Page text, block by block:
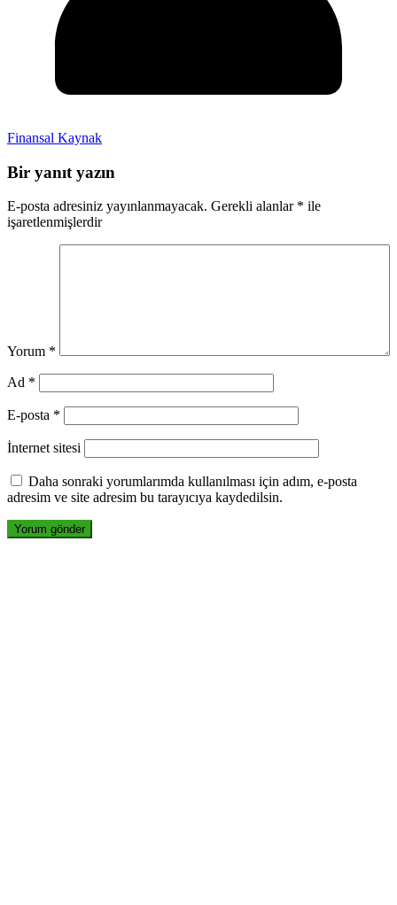
Finansal Kaynak
Bir yanıt yazın
E-posta adresiniz yayınlanmayacak. Gerekli alanlar * ile
işaretlenmişlerdir
Yorum *
Ad *
E-posta *
İnternet sitesi
Daha sonraki yorumlarımda kullanılması için adım, e-posta
adresim ve site adresim bu tarayıcıya kaydedilsin.